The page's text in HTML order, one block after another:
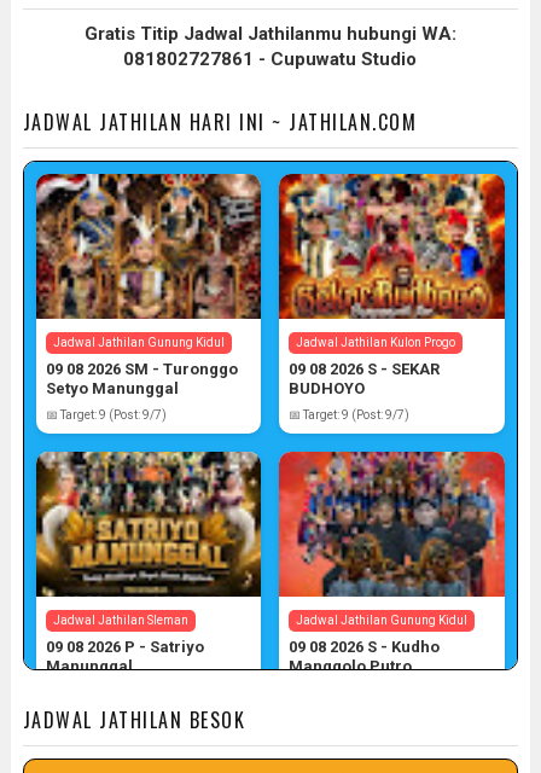
Gratis Titip Jadwal Jathilanmu hubungi WA:
081802727861 - Cupuwatu Studio
JADWAL JATHILAN HARI INI ~ JATHILAN.COM
Jadwal Jathilan Gunung Kidul
09 08 2026 SM - Turonggo
Setyo Manunggal
📅 Target: 9 (Post: 9/7)
Jadwal Jathilan Kulon Progo
09 08 2026 S - SEKAR
BUDHOYO
📅 Target: 9 (Post: 9/7)
Jadwal Jathilan Sleman
09 08 2026 P - Satriyo
Manunggal
Jadwal Jathilan Gunung Kidul
09 08 2026 S - Kudho
Manggolo Putro
JADWAL JATHILAN BESOK